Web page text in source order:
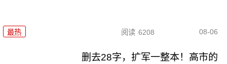
最热 阅读 6208 08-06
删去28字，扩军一整本！高市的